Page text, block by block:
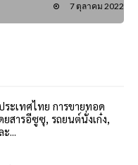
7 ตุลาคม 2022
ะเทศไทย การขายทอด
สารอีซูซุ, รถยนต์นั่งเก๋ง,